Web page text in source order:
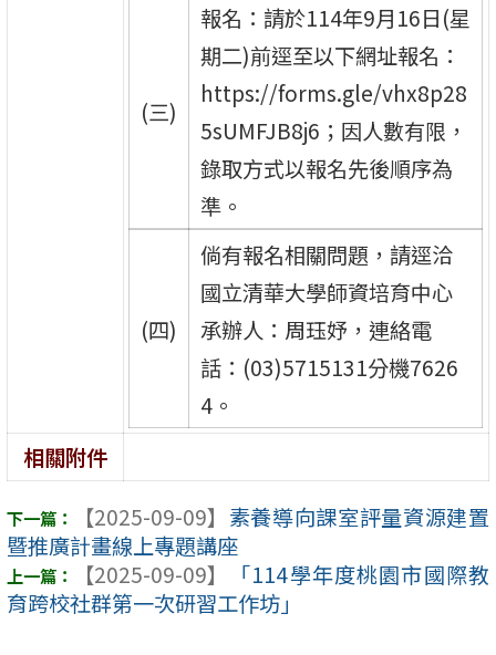
(三)
報名：請於114年9月16日(星
期二)前逕至以下網址報名：
https://forms.gle/vhx8p28
5sUMFJB8j6；因人數有限，
錄取方式以報名先後順序為
準。
(四)
倘有報名相關問題，請逕洽
國立清華大學師資培育中心
承辦人：周珏妤，連絡電
話：(03)5715131分機7626
4。
相關附件
【2025-09-09】 素養導向課室評量資源建置
暨推廣計畫線上專題講座
【2025-09-09】
「114學年度桃園市國際教
育跨校社群第一次研習工作坊」